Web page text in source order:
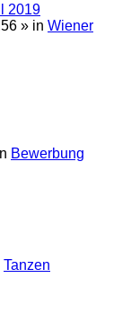
2019
» in Wiener
Bewerbung
Tanzen